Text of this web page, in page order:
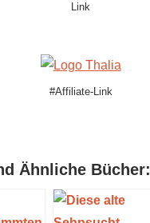
Link
#Affiliate-Link
Ähnliche Bücher: